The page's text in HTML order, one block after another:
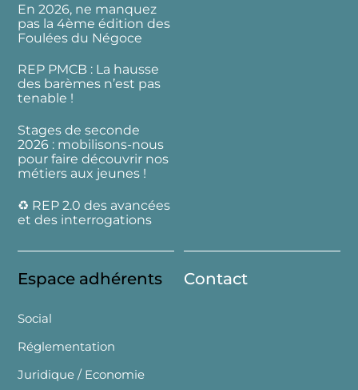
En 2026, ne manquez
pas la 4ème édition des
Foulées du Négoce
REP PMCB : La hausse
des barèmes n’est pas
tenable !
Stages de seconde
2026 : mobilisons-nous
pour faire découvrir nos
métiers aux jeunes !
♻️ REP 2.0 des avancées
et des interrogations
Espace adhérents
Social
Réglementation
Juridique / Economie
Contact